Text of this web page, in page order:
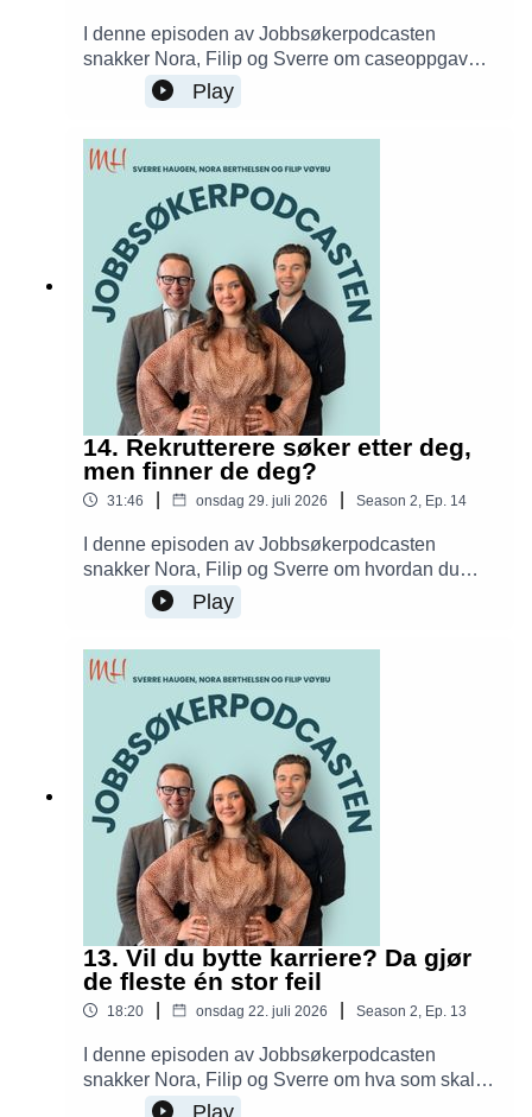
I denne episoden av Jobbsøkerpodcasten
snakker Nora, Filip og Sverre om caseoppgaver i
rekrutteringsprosesser. Hvorfor brukes de? Hva
ser arbeidsgivere etter? Og hvordan kan du
fremstår generisk? Du får konkrete råd som kan
gjøre deg tryggere neste gang du får en
caseoppgave.
Play
14. Rekrutterere søker etter deg,
men finner de deg?
31:46 onsdag 29. juli 2026 Season 2 Ep. 14
I denne episoden av Jobbsøkerpodcasten
snakker Nora, Filip og Sverre om hvordan du
bygger en LinkedIn-profil som faktisk fungerer.
De deler konkrete råd om profil, nettverk,
går glipp av jobbmuligheter.
Play
13. Vil du bytte karriere? Da gjør
de fleste én stor feil
18:20 onsdag 22. juli 2026 Season 2 Ep. 13
I denne episoden av Jobbsøkerpodcasten
snakker Nora, Filip og Sverre om hva som skal til
for å lykkes med et karrierebytte. Hvordan
Play